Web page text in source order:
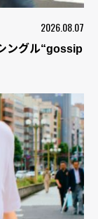
2026.08.07
ングル“gossip